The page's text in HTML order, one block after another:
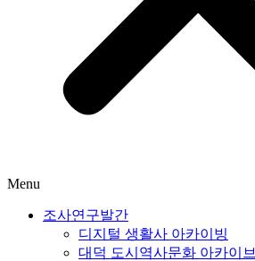
Menu
조사연구발간
디지털 생활사 아카이빙
대덕 도시역사문화 아카이브